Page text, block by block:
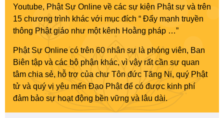
Youtube, Phật Sự Online về các sự kiện Phật sự và trên
15 chương trình khác với mục đích “ Đẩy mạnh truyền
thông Phật giáo như một kênh Hoằng pháp …”
Phật Sự Online có trên 60 nhân sự là phóng viên, Ban
Biên tập và các bộ phận khác, vì vậy rất cần sự quan
tâm chia sẻ, hỗ trợ của chư Tôn đức Tăng Ni, quý Phật
tử và quý vị yêu mến Đạo Phật để có được kinh phí
đảm bảo sự hoạt động bền vững và lâu dài.